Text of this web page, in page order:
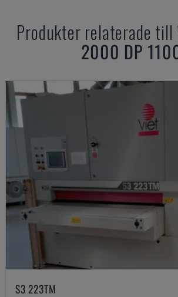
Produkter relaterade till
2000 DP
S3 223TM